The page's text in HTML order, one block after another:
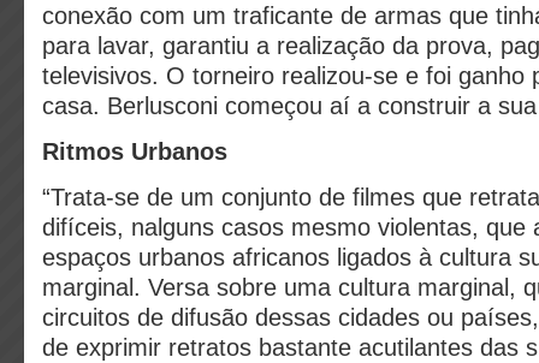
conexão com um traficante de armas que
para lavar, garantiu a realização da prova,
televisivos. O torneiro realizou-se e foi ganho
casa. Berlusconi começou aí a construir a
Ritmos Urbanos
“Trata-se de um conjunto de filmes que
difíceis, nalguns casos mesmo violentas, que
espaços urbanos africanos ligados à cultura
marginal. Versa sobre uma cultura marginal,
circuitos de difusão dessas cidades ou
de exprimir retratos bastante acutilantes das